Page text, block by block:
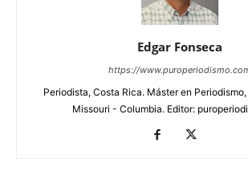
Edgar Fonseca
https://
Periodista, Costa Rica. Máster en
Missouri - Columbia. Editor: